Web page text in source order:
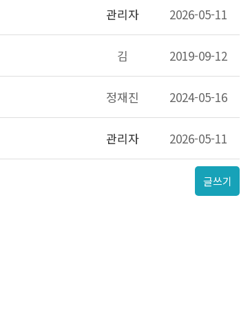
관리자 2026-05-11
김 2019-09-12
정재진 2024-05-16
관리자 2026-05-11
글쓰기